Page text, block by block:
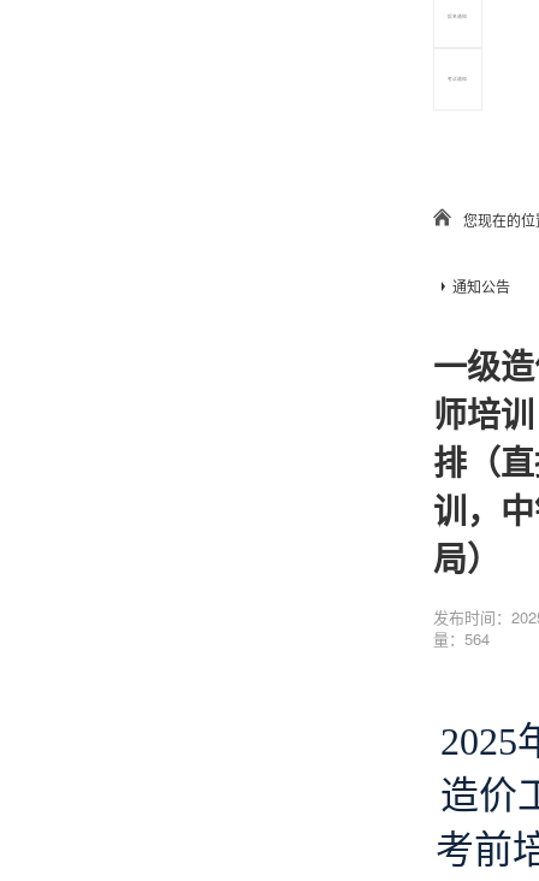
报名通知
考试通知
您现在的位
通知公告
一级
师培
排（
训，
局）
发布时间：
量：564
2025
造价
考前